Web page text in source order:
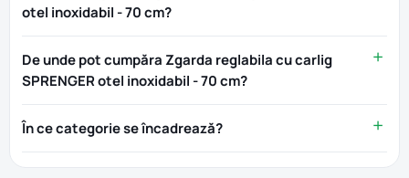
otel inoxidabil - 70 cm?
De unde pot cumpăra Zgarda reglabila cu carlig
SPRENGER otel inoxidabil - 70 cm?
În ce categorie se încadrează?